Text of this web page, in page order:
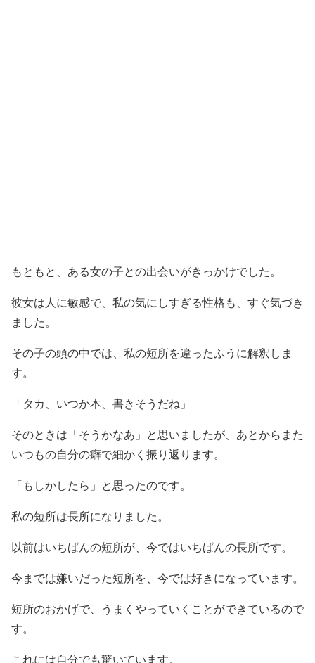
もともと、ある女の子との出会いがきっかけでした。
彼女は人に敏感で、私の気にしすぎる性格も、すぐ気づき
ました。
その子の頭の中では、私の短所を違ったふうに解釈しま
す。
「タカ、いつか本、書きそうだね」
そのときは「そうかなあ」と思いましたが、あとからまた
いつもの自分の癖で細かく振り返ります。
「もしかしたら」と思ったのです。
私の短所は長所になりました。
以前はいちばんの短所が、今ではいちばんの長所です。
今までは嫌いだった短所を、今では好きになっています。
短所のおかげで、うまくやっていくことができているので
す。
これには自分でも驚いています。